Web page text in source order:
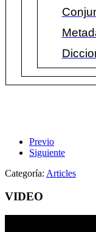
Previo
Siguiente
Categoría: Articles
VIDEO